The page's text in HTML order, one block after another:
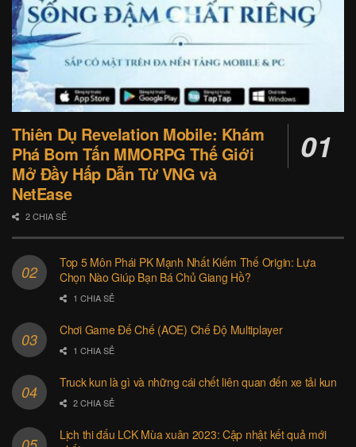
Thiên Dụ Revelation Mobile: Khám
Phá Bom Tấn MMORPG Thế Giới
Mở Đầy Hấp Dẫn Từ VNG và
NetEase
2 CHIA SẺ
Top 5 Môn Phái PK Mạnh Nhất Kiếm Thế Origin: Lựa
Chọn Nào Giúp Bạn Bá Chủ Giang Hồ?
1 CHIA SẺ
Chơi Game Đế Chế (AOE) Chế Độ Multiplayer
1 CHIA SẺ
Truck kun là gì và những cái chết liên quan đến xe tải kun
2 CHIA SẺ
Lịch thi đấu LCK Mùa xuân 2023: Cập nhật kết quả mới